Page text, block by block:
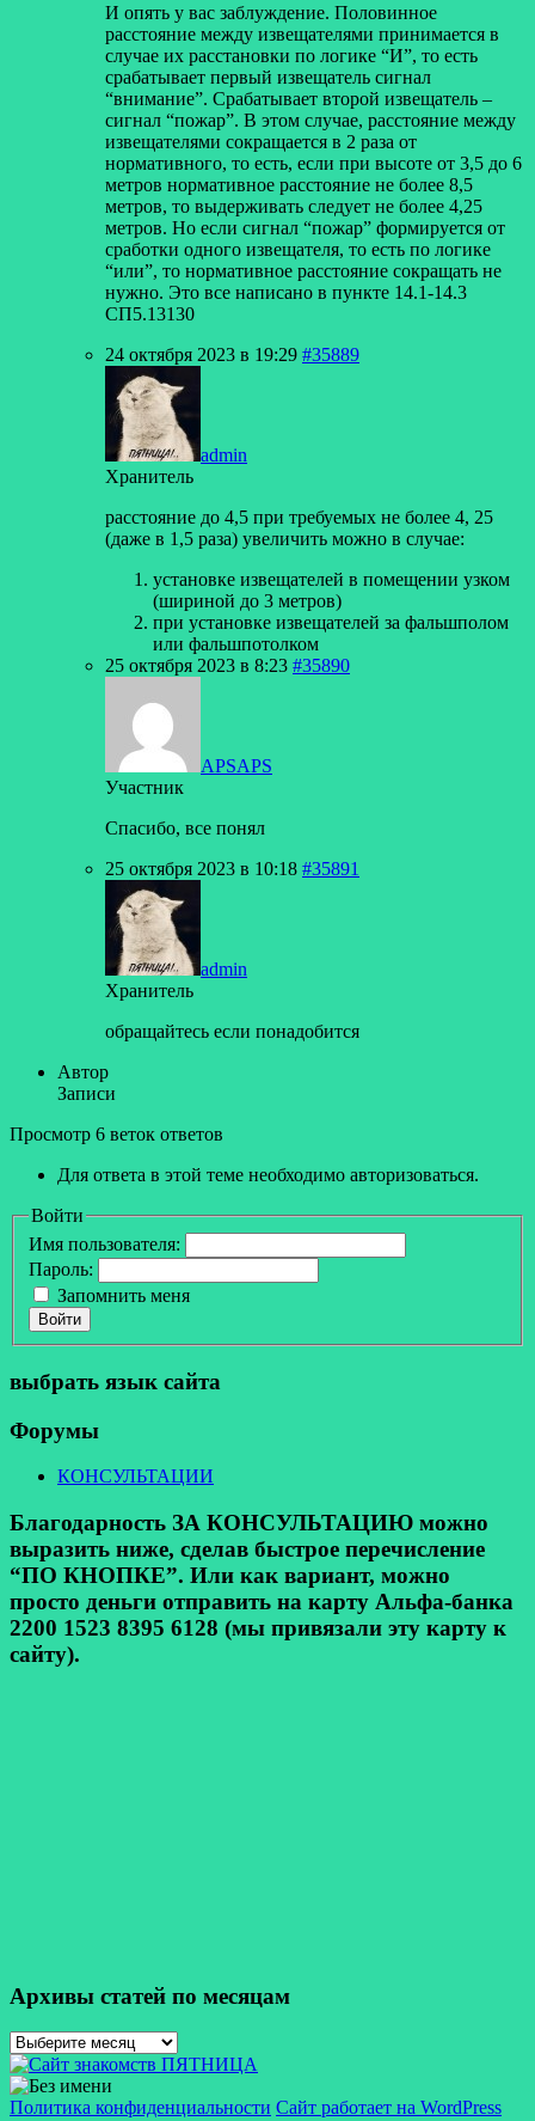
И опять у вас заблуждение. Половинное
расстояние между извещателями принимается в
случае их расстановки по логике “И”, то есть
срабатывает первый извещатель сигнал
“внимание”. Срабатывает второй извещатель –
сигнал “пожар”. В этом случае, расстояние между
извещателями сокращается в 2 раза от
нормативного, то есть, если при высоте от 3,5 до 6
метров нормативное расстояние не более 8,5
метров, то выдерживать следует не более 4,25
метров. Но если сигнал “пожар” формируется от
сработки одного извещателя, то есть по логике
“или”, то нормативное расстояние сокращать не
нужно. Это все написано в пункте 14.1-14.3
СП5.13130
24 октября 2023 в 19:29 #35889
admin
Хранитель
расстояние до 4,5 при требуемых не более 4, 25
(даже в 1,5 раза) увеличить можно в случае:
установке извещателей в помещении узком
(шириной до 3 метров)
при установке извещателей за фальшполом
или фальшпотолком
25 октября 2023 в 8:23 #35890
APSAPS
Участник
Спасибо, все понял
25 октября 2023 в 10:18 #35891
admin
Хранитель
обращайтесь если понадобится
Автор
Записи
Просмотр 6 веток ответов
Для ответа в этой теме необходимо авторизоваться.
Войти
Имя пользователя:
Пароль:
Запомнить меня
Войти
выбрать язык сайта
Форумы
КОНСУЛЬТАЦИИ
Благодарность ЗА КОНСУЛЬТАЦИЮ можно
выразить ниже, сделав быстрое перечисление
“ПО КНОПКЕ”. Или как вариант, можно
просто деньги отправить на карту Альфа-банка
2200 1523 8395 6128 (мы привязали эту карту к
сайту).
Архивы статей по месяцам
Архивы
статей
по
месяцам
Политика конфиденциальности Сайт работает на WordPress